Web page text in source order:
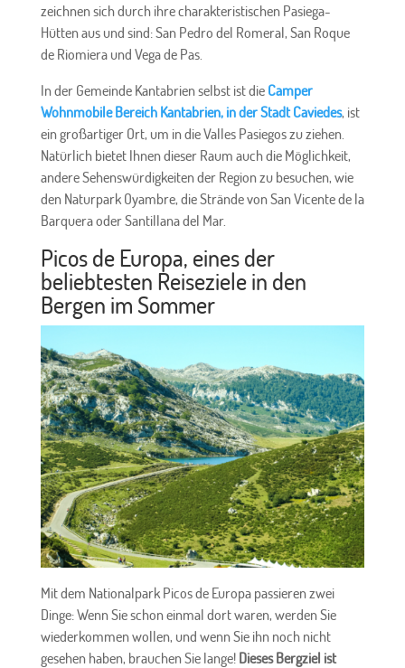
zeichnen sich durch ihre charakteristischen Pasiega-
Hütten aus und sind: San Pedro del Romeral, San Roque
de Riomiera und Vega de Pas.
In der Gemeinde Kantabrien selbst ist die Camper
Wohnmobile Bereich Kantabrien, in der Stadt Caviedes, ist
ein großartiger Ort, um in die Valles Pasiegos zu ziehen.
Natürlich bietet Ihnen dieser Raum auch die Möglichkeit,
andere Sehenswürdigkeiten der Region zu besuchen, wie
den Naturpark Oyambre, die Strände von San Vicente de la
Barquera oder Santillana del Mar.
Picos de Europa, eines der
beliebtesten Reiseziele in den
Bergen im Sommer
Mit dem Nationalpark Picos de Europa passieren zwei
Dinge: Wenn Sie schon einmal dort waren, werden Sie
wiederkommen wollen, und wenn Sie ihn noch nicht
gesehen haben, brauchen Sie lange! Dieses Bergziel ist